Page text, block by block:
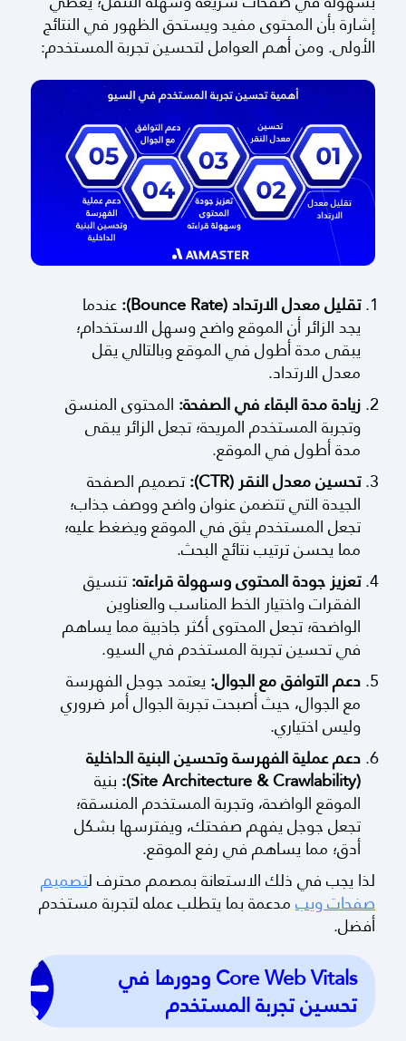
إشارة بأن المحتوى مفيد ويستحق الظهور في النتائج
الأولى. ومن أهم العوامل لتحسين تجربة المستخدم:
تقليل معدل الارتداد (Bounce Rate): عندما
يجد الزائر أن الموقع واضح وسهل الاستخدام؛
يبقى مدة أطول في الموقع وبالتالي يقل
معدل الارتداد.
زيادة مدة البقاء في الصفحة: المحتوى المنسق
وتجربة المستخدم المريحة؛ تجعل الزائر يبقى
مدة أطول في الموقع.
تحسين معدل النقر (CTR):
تصميم الصفحة
الجيدة التي تتضمن عنوان واضح ووصف جذاب؛
تجعل المستخدم يثق في الموقع ويضغط عليه؛
مما يحسن ترتيب نتائج البحث.
تعزيز جودة المحتوى وسهولة قراءته:تنسيق
الفقرات واختيار الخط المناسب والعناوين
الواضحة؛ تجعل المحتوى أكثر جاذبية مما يساهم
في تحسين تجربة المستخدم في السيو.
دعم التوافق مع الجوال:يعتمد جوجل الفهرسة
مع الجوال، حيث أصبحت تجربة الجوال أمر ضروري
وليس اختياري.
دعم عملية الفهرسة وتحسين البنية الداخلية
(Site Architecture & Crawlability): بنية
الموقع الواضحة، وتجربة المستخدم المنسقة؛
تجعل جوجل يفهم صفحتك، ويفترسها بشكل
أدق؛ مما يساهم في رفع الموقع.
لذا يجب في ذلك الاستعانة بمصمم محترف لتصميم
صفحات ويبمدعمة بما يتطلب عمله لتجربة مستخدم
أفضل.
Core Web Vitals ودورها في
تحسين تجربة المستخدم